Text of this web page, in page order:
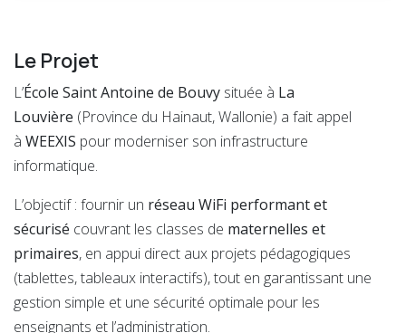
Le Projet
L’École Saint Antoine de Bouvy située à La
Louvière (Province du Hainaut, Wallonie) a fait appel
à WEEXIS pour moderniser son infrastructure
informatique.
L’objectif : fournir un réseau WiFi performant et
sécurisé couvrant les classes de maternelles et
primaires, en appui direct aux projets pédagogiques
(tablettes, tableaux interactifs), tout en garantissant une
gestion simple et une sécurité optimale pour les
enseignants et l’administration.